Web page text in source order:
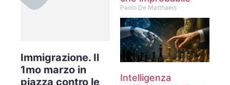
Immigrazione. Il
1mo marzo in
piazza contro le
Paolo De Matthaeis
Intelligenza